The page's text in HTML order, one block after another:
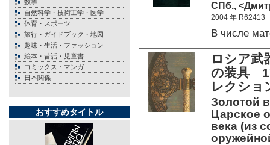
数学
自然科学・技術工学・医学
体育・スポーツ
旅行・ガイドブック・地図
趣味・生活・ファッション
絵本・昔話・児童書
コミックス・マンガ
日本関係
おすすめタイトル
СПб.,
2004 年 R62413
В числе
ロシア武
の装具
レクショ
Золотой
Царское
века (из